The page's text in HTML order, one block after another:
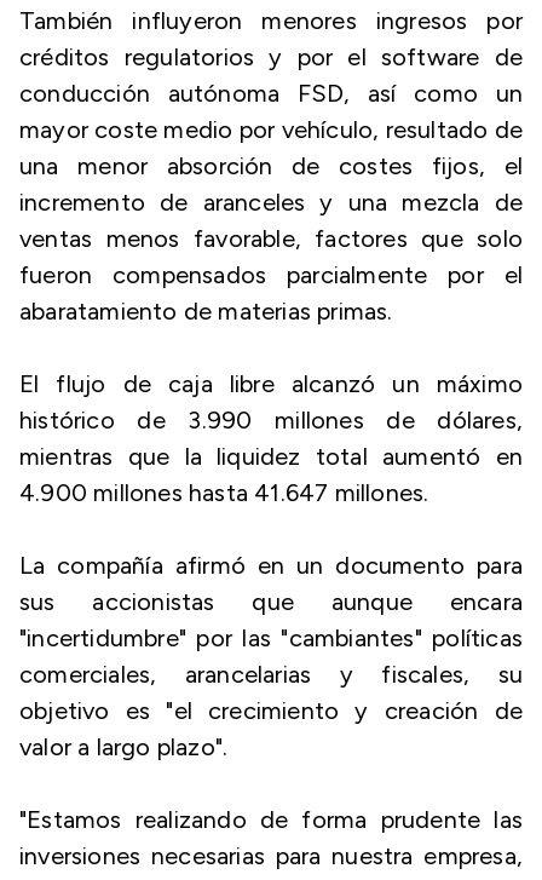
También influyeron menores ingresos por
créditos regulatorios y por el software de
conducción autónoma FSD, así como un
mayor coste medio por vehículo, resultado de
una menor absorción de costes fijos, el
incremento de aranceles y una mezcla de
ventas menos favorable, factores que solo
fueron compensados parcialmente por el
abaratamiento de materias primas.
El flujo de caja libre alcanzó un máximo
histórico de 3.990 millones de dólares,
mientras que la liquidez total aumentó en
4.900 millones hasta 41.647 millones.
La compañía afirmó en un documento para
sus accionistas que aunque encara
"incertidumbre" por las "cambiantes" políticas
comerciales, arancelarias y fiscales, su
objetivo es "el crecimiento y creación de
valor a largo plazo".
"Estamos realizando de forma prudente las
inversiones necesarias para nuestra empresa,